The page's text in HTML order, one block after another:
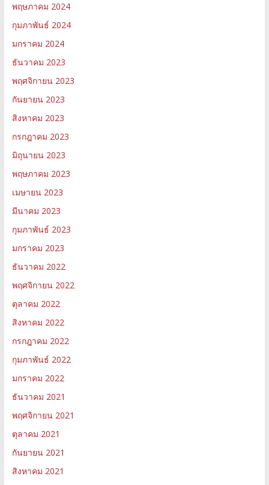
พฤษภาคม 2024
กุมภาพันธ์ 2024
มกราคม 2024
ธันวาคม 2023
พฤศจิกายน 2023
กันยายน 2023
สิงหาคม 2023
กรกฎาคม 2023
มิถุนายน 2023
พฤษภาคม 2023
เมษายน 2023
มีนาคม 2023
กุมภาพันธ์ 2023
มกราคม 2023
ธันวาคม 2022
พฤศจิกายน 2022
ตุลาคม 2022
สิงหาคม 2022
กรกฎาคม 2022
กุมภาพันธ์ 2022
มกราคม 2022
ธันวาคม 2021
พฤศจิกายน 2021
ตุลาคม 2021
กันยายน 2021
สิงหาคม 2021